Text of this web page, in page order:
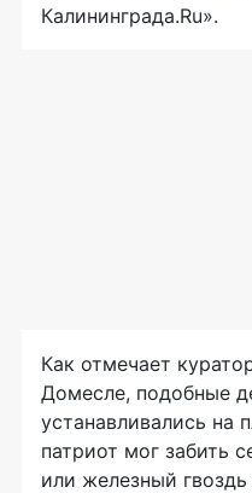
Калининграда.Ru».
Как отмечает
Домесле, подобные
устанавливались на
патриот мог забить
или железный